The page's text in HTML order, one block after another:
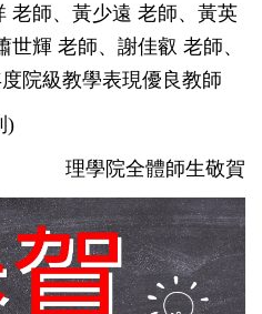
老師、黃少遠 老師、黃英
輝 老師、謝佳叡 老師、
院級教學表現優良教師
)
理學院全體師生敬賀